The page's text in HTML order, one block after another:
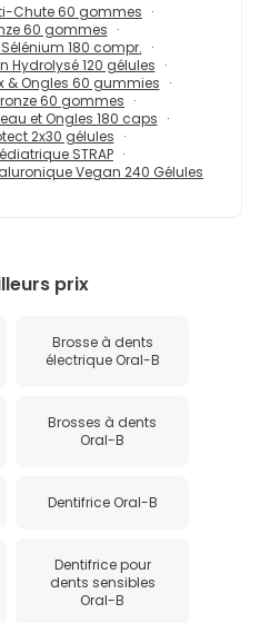
Chute 60 gommes
60 gommes
180 compr.
Hydrolysé 120 gélules
& Ongles 60 gummies
60 gommes
et Ongles 180 caps
2x30 gélules
STRAP
Vegan 240 Gélules
prix
Brosse à dents
électrique Oral-B
Brosses à dents
Oral-B
Dentifrice Oral-B
Dentifrice pour
dents sensibles
Oral-B